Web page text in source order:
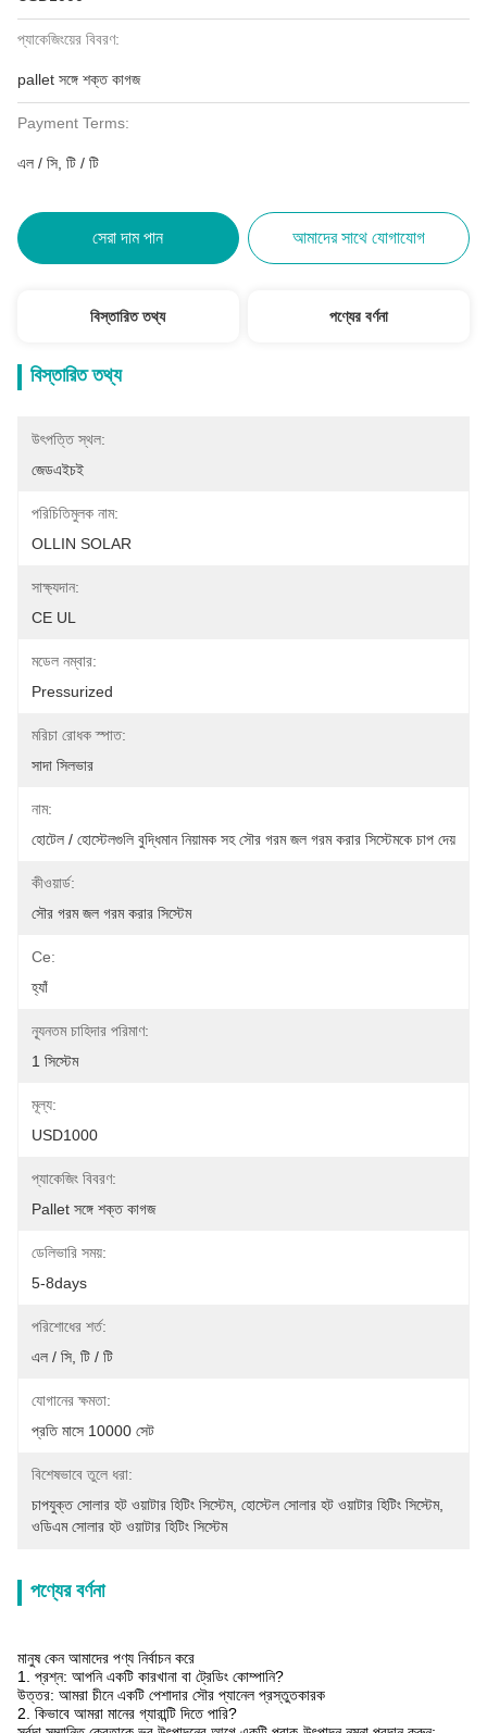
প্যাকেজিংয়ের বিবরণ:
pallet সঙ্গে শক্ত কাগজ
Payment Terms:
এল / সি, টি / টি
সেরা দাম পান আমাদের সাথে যোগাযোগ
বিস্তারিত তথ্য পণ্যের বর্ণনা
বিস্তারিত তথ্য
উৎপত্তি স্থল:
জেডএইচই
পরিচিতিমুলক নাম:
OLLIN SOLAR
সাক্ষ্যদান:
CE UL
মডেল নম্বার:
Pressurized
মরিচা রোধক স্পাত:
সাদা সিলভার
নাম:
হোটেল / হোস্টেলগুলি বুদ্ধিমান নিয়ামক সহ সৌর গরম জল গরম করার সিস্টেমকে চাপ দেয়
কীওয়ার্ড:
সৌর গরম জল গরম করার সিস্টেম
Ce:
হ্যাঁ
ন্যূনতম চাহিদার পরিমাণ:
1 সিস্টেম
মূল্য:
USD1000
প্যাকেজিং বিবরণ:
Pallet সঙ্গে শক্ত কাগজ
ডেলিভারি সময়:
5-8days
পরিশোধের শর্ত:
এল / সি, টি / টি
যোগানের ক্ষমতা:
প্রতি মাসে 10000 সেট
বিশেষভাবে তুলে ধরা:
চাপযুক্ত সোলার হট ওয়াটার হিটিং সিস্টেম, হোস্টেল সোলার হট ওয়াটার হিটিং সিস্টেম,
ওডিএম সোলার হট ওয়াটার হিটিং সিস্টেম
পণ্যের বর্ণনা
মানুষ কেন আমাদের পণ্য নির্বাচন করে
1. প্রশ্ন: আপনি একটি কারখানা বা ট্রেডিং কোম্পানি?
উত্তর: আমরা চীনে একটি পেশাদার সৌর প্যানেল প্রস্তুতকারক
2. কিভাবে আমরা মানের গ্যারান্টি দিতে পারি?